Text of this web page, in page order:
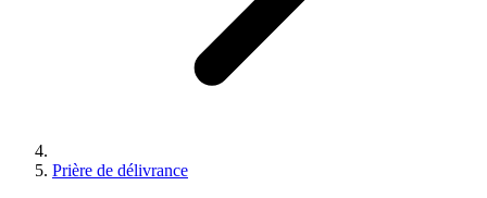
Prière de délivrance